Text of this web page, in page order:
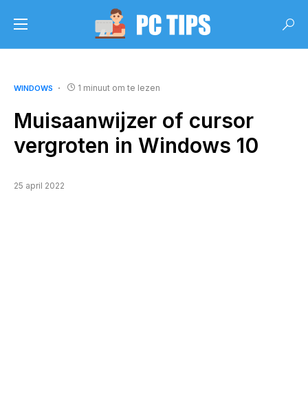
WINDOWS 1 minuut om te lezen
Muisaanwijzer of cursor
vergroten in Windows 10
25 april 2022